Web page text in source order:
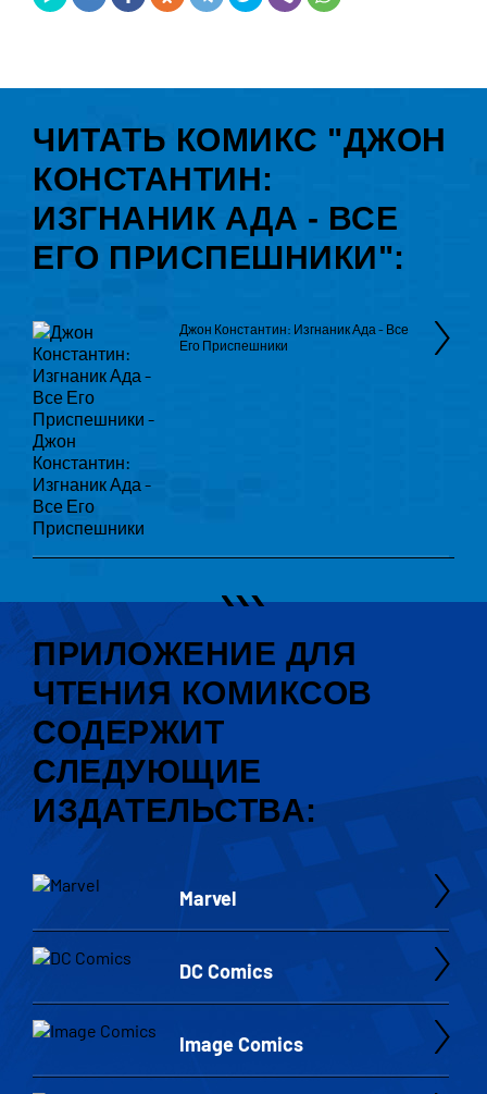
ЧИТАТЬ КОМИКС "ДЖОН
КОНСТАНТИН:
ИЗГНАНИК АДА - ВСЕ
ЕГО ПРИСПЕШНИКИ":
Джон Константин: Изгнаник Ада - Все
Его Приспешники
ПРИЛОЖЕНИЕ ДЛЯ
ЧТЕНИЯ КОМИКСОВ
СОДЕРЖИТ
СЛЕДУЮЩИЕ
ИЗДАТЕЛЬСТВА:
Marvel
DC Comics
Image Comics